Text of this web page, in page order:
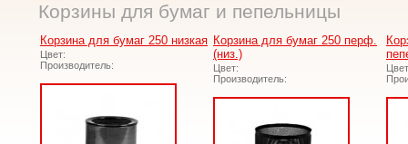
Корзины для бумаг и пепельницы
Корзина для бумаг 250 низкая
Цвет:
Производитель:
Корзина для бумаг 250 перф.
(низ.)
Цвет:
Производитель: